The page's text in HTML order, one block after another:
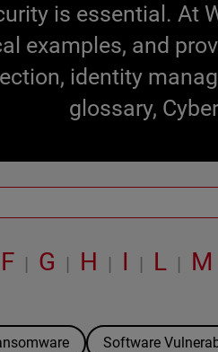
is essential. At
examples, and
identity
glossary,
F | G | H | I | L | M
Software